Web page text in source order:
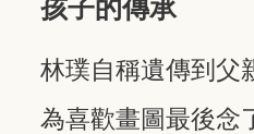
孩子的傳承
林璞自稱遺傳到父
為喜歡畫圖最後念